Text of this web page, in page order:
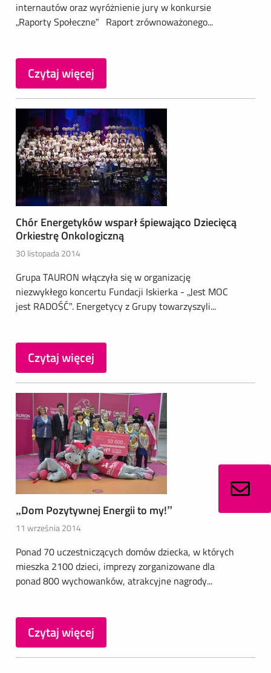
internautów oraz wyróżnienie jury w konkursie
„Raporty Społeczne” Raport zrównoważonego...
Czytaj więcej
Chór Energetyków wsparł śpiewająco Dziecięcą
Orkiestrę Onkologiczną
30 listopada 2014
Grupa TAURON włączyła się w organizację
niezwykłego koncertu Fundacji Iskierka - „Jest MOC
jest RADOŚĆ”. Energetycy z Grupy towarzyszyli...
Czytaj więcej
„Dom Pozytywnej Energii to my!”
11 września 2014
Ponad 70 uczestniczących domów dziecka, w których
mieszka 2100 dzieci, imprezy zorganizowane dla
ponad 800 wychowanków, atrakcyjne nagrody...
Czytaj więcej